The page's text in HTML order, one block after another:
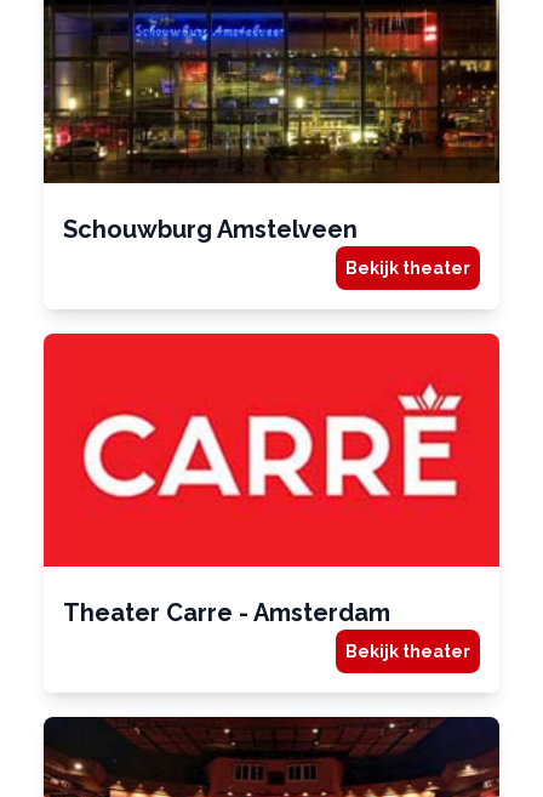
Schouwburg Amstelveen
Bekijk theater
Theater Carre - Amsterdam
Bekijk theater